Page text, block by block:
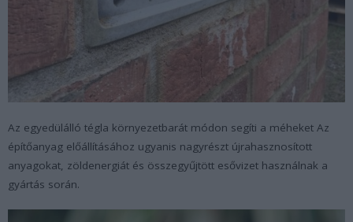
Az egyedülálló tégla környezetbarát módon segíti a méheket Az
építőanyag előállításához ugyanis nagyrészt újrahasznosított
anyagokat, zöldenergiát és összegyűjtött esővizet használnak a
gyártás során.